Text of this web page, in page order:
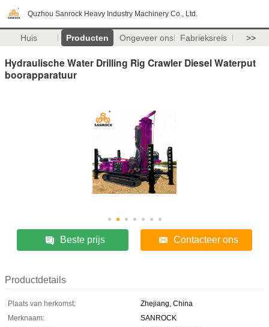
Quzhou Sanrock Heavy Industry Machinery Co., Ltd.
Huis Producten Ongeveer ons Fabrieksreis >>
Hydraulische Water Drilling Rig Crawler Diesel Waterput
boorapparatuur
Beste prijs Contacteer ons
Productdetails
Plaats van herkomst:
Zhejiang, China
Merknaam:
SANROCK